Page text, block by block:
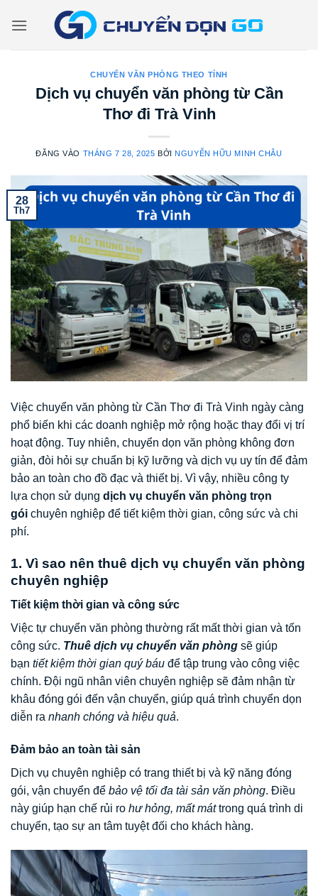
qua
CHUYỂN VĂN PHÒNG THEO TỈNH
Dịch vụ chuyển văn phòng từ Cần
Thơ đi Trà Vinh
ĐĂNG VÀO THÁNG 7 28, 2025 BỞINGUYỄN HỮU MINH CHÂU
28
Th7
Việc chuyển văn phòng từ Cần Thơ đi Trà Vinh ngày càng
phổ biến khi các doanh nghiệp mở rộng hoặc thay đổi vị trí
hoạt động. Tuy nhiên, chuyển dọn văn phòng không đơn
giản, đòi hỏi sự chuẩn bị kỹ lưỡng và dịch vụ uy tín để đảm
bảo an toàn cho đồ đạc và thiết bị. Vì vậy, nhiều công ty
lựa chọn sử dụng dịch vụ chuyển văn phòng trọn
gói chuyên nghiệp để tiết kiệm thời gian, công sức và chi
phí.
1. Vì sao nên thuê dịch vụ chuyển văn phòng
chuyên nghiệp
Tiết kiệm thời gian và công sức
Việc tự chuyển văn phòng thường rất mất thời gian và tốn
công sức. Thuê dịch vụ chuyển văn phòng sẽ giúp
bạn tiết kiệm thời gian quý báu để tập trung vào công việc
chính. Đội ngũ nhân viên chuyên nghiệp sẽ đảm nhận từ
khâu đóng gói đến vận chuyển, giúp quá trình chuyển dọn
diễn ra nhanh chóng và hiệu quả.
Đảm bảo an toàn tài sản
Dịch vụ chuyên nghiệp có trang thiết bị và kỹ năng đóng
gói, vận chuyển để bảo vệ tối đa tài sản văn phòng. Điều
này giúp hạn chế rủi ro hư hỏng, mất máttrong quá trình di
chuyển, tạo sự an tâm tuyệt đối cho khách hàng.